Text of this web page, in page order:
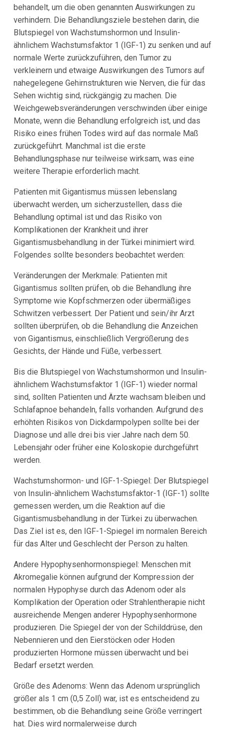
behandelt, um die oben genannten Auswirkungen zu
verhindern. Die Behandlungsziele bestehen darin, die
Blutspiegel von Wachstumshormon und Insulin-
ähnlichem Wachstumsfaktor 1 (IGF-1) zu senken und auf
normale Werte zurückzuführen, den Tumor zu
verkleinern und etwaige Auswirkungen des Tumors auf
nahegelegene Gehirnstrukturen wie Nerven, die für das
Sehen wichtig sind, rückgängig zu machen. Die
Weichgewebsveränderungen verschwinden über einige
Monate, wenn die Behandlung erfolgreich ist, und das
Risiko eines frühen Todes wird auf das normale Maß
zurückgeführt. Manchmal ist die erste
Behandlungsphase nur teilweise wirksam, was eine
weitere Therapie erforderlich macht.
Patienten mit Gigantismus müssen lebenslang
überwacht werden, um sicherzustellen, dass die
Behandlung optimal ist und das Risiko von
Komplikationen der Krankheit und ihrer
Gigantismusbehandlung in der Türkei minimiert wird.
Folgendes sollte besonders beobachtet werden:
Veränderungen der Merkmale: Patienten mit
Gigantismus sollten prüfen, ob die Behandlung ihre
Symptome wie Kopfschmerzen oder übermäßiges
Schwitzen verbessert. Der Patient und sein/ihr Arzt
sollten überprüfen, ob die Behandlung die Anzeichen
von Gigantismus, einschließlich Vergrößerung des
Gesichts, der Hände und Füße, verbessert.
Bis die Blutspiegel von Wachstumshormon und Insulin-
ähnlichem Wachstumsfaktor 1 (IGF-1) wieder normal
sind, sollten Patienten und Ärzte wachsam bleiben und
Schlafapnoe behandeln, falls vorhanden. Aufgrund des
erhöhten Risikos von Dickdarmpolypen sollte bei der
Diagnose und alle drei bis vier Jahre nach dem 50.
Lebensjahr oder früher eine Koloskopie durchgeführt
werden.
Wachstumshormon- und IGF-1-Spiegel: Der Blutspiegel
von Insulin-ähnlichem Wachstumsfaktor-1 (IGF-1) sollte
gemessen werden, um die Reaktion auf die
Gigantismusbehandlung in der Türkei zu überwachen.
Das Ziel ist es, den IGF-1-Spiegel im normalen Bereich
für das Alter und Geschlecht der Person zu halten.
Andere Hypophysenhormonspiegel: Menschen mit
Akromegalie können aufgrund der Kompression der
normalen Hypophyse durch das Adenom oder als
Komplikation der Operation oder Strahlentherapie nicht
ausreichende Mengen anderer Hypophysenhormone
produzieren. Die Spiegel der von der Schilddrüse, den
Nebennieren und den Eierstöcken oder Hoden
produzierten Hormone müssen überwacht und bei
Bedarf ersetzt werden.
Größe des Adenoms: Wenn das Adenom ursprünglich
größer als 1 cm (0,5 Zoll) war, ist es entscheidend zu
bestimmen, ob die Behandlung seine Größe verringert
hat. Dies wird normalerweise durch